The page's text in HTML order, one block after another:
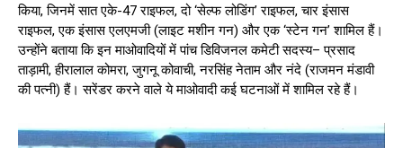
किया, जिनमें सात एके-47 राइफल, दो ‘सेल्फ लोडिंग’ राइफल, चार इंसास
राइफल, एक इंसास एलएमजी (लाइट मशीन गन) और एक ‘स्टेन गन’ शामिल हैं।
उन्होंने बताया कि इन माओवादियों में पांच डिविजनल कमेटी सदस्य– प्रसाद
ताड़ामी, हीरालाल कोमरा, जुगनू कोवाची, नरसिंह नेताम और नंदे (राजमन मंडावी
की पत्नी) हैं। सरेंडर करने वाले ये माओवादी कई घटनाओं में शामिल रहे हैं।